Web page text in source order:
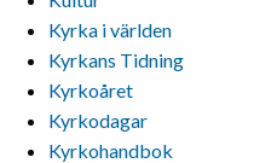
Kyrka i världen
Kyrkans Tidning
Kyrkoåret
Kyrkodagar
Kyrkohandbok